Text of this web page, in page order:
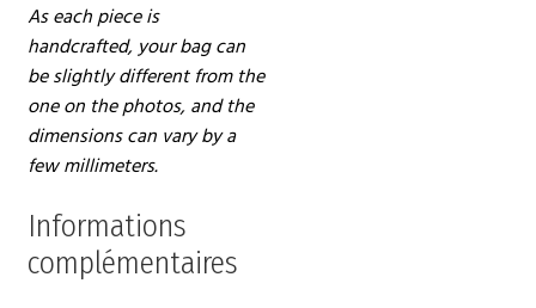
As each piece is
handcrafted, your bag can
be slightly different from the
one on the photos, and the
dimensions can vary by a
few millimeters.
Informations
complémentaires